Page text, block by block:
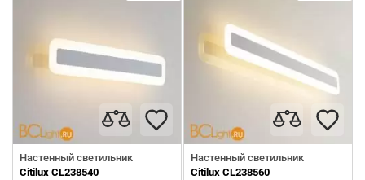
Настенный светильник
Citilux CL238540
Настенный светильник
Citilux CL238560